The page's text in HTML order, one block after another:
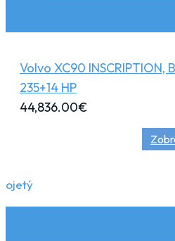
Volvo XC90 INSCRIPTION,
235+14 HP
44,836.00€
ojetý